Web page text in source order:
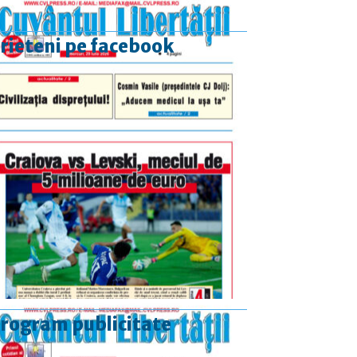
pe facebook
publicitate